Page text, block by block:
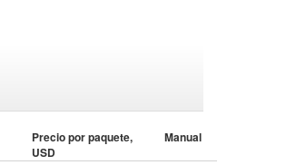
Precio por paquete,
USD
Manual